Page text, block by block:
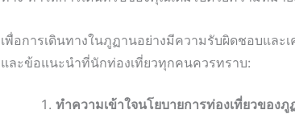
เพื่อการเดินทางในภูฏานอย่างมีความรับผิดชอบแล
และข้อแนะนำที่นักท่องเที่ยวทุกคนควรทราบ:
ทำความเข้าใจนโยบายการท่องเที่ยวของภู